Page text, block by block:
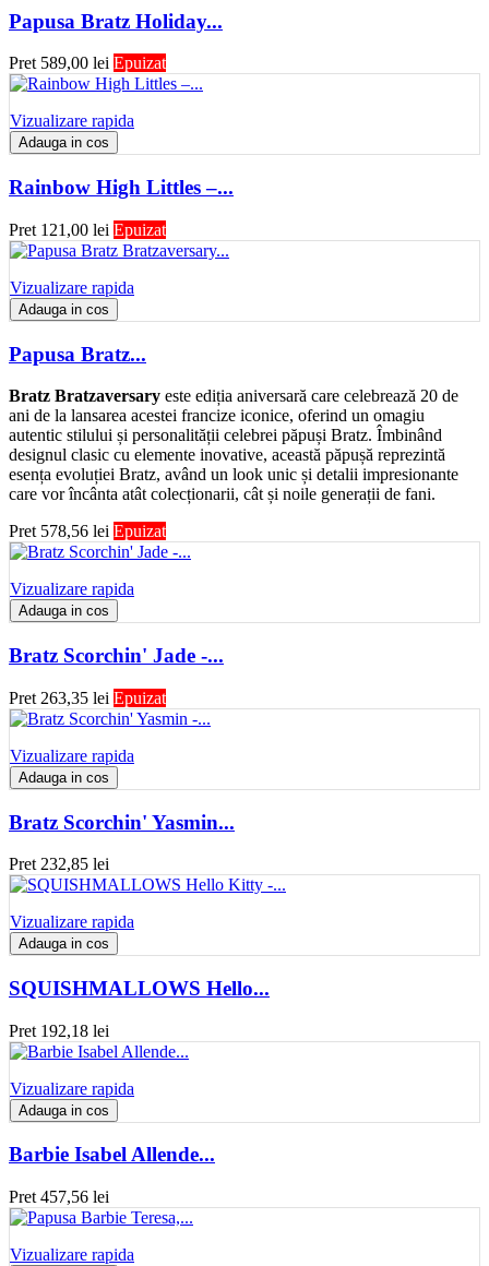
Papusa Bratz Holiday...
Pret 589,00 lei Epuizat
Vizualizare rapida
Adauga in cos
Rainbow High Littles –...
Pret 121,00 lei Epuizat
Vizualizare rapida
Adauga in cos
Papusa Bratz...
Bratz Bratzaversary este ediția aniversară care celebrează 20 de
ani de la lansarea acestei francize iconice, oferind un omagiu
autentic stilului și personalității celebrei păpuși Bratz. Îmbinând
designul clasic cu elemente inovative, această păpușă reprezintă
esența evoluției Bratz, având un look unic și detalii impresionante
care vor încânta atât colecționarii, cât și noile generații de fani.
Pret 578,56 lei Epuizat
Vizualizare rapida
Adauga in cos
Bratz Scorchin' Jade -...
Pret 263,35 lei Epuizat
Vizualizare rapida
Adauga in cos
Bratz Scorchin' Yasmin...
Pret 232,85 lei
Vizualizare rapida
Adauga in cos
SQUISHMALLOWS Hello...
Pret 192,18 lei
Vizualizare rapida
Adauga in cos
Barbie Isabel Allende...
Pret 457,56 lei
Vizualizare rapida